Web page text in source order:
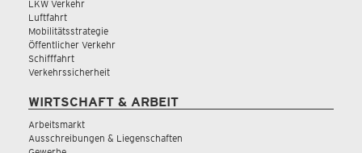
LKW Verkehr
Luftfahrt
Mobilitätsstrategie
Öffentlicher Verkehr
Schifffahrt
Verkehrssicherheit
WIRTSCHAFT & ARBEIT
Arbeitsmarkt
Ausschreibungen & Liegenschaften